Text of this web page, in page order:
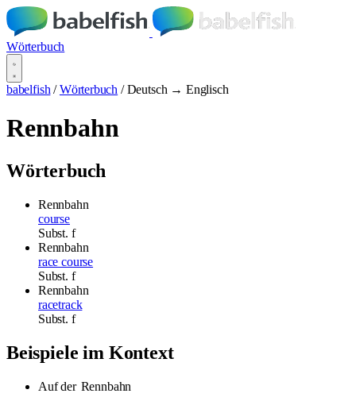
Wörterbuch
babelfish / Wörterbuch / Deutsch → Englisch
Rennbahn
Wörterbuch
Rennbahn
course
Subst. f
Rennbahn
race course
Subst. f
Rennbahn
racetrack
Subst. f
Beispiele im Kontext
Auf der Rennbahn